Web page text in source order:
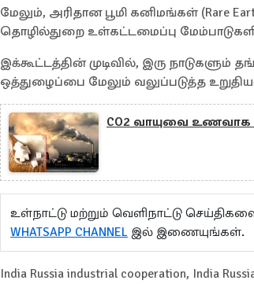
மேலும், அரிதான பூமி கனிமங்கள் (Rare
தொழில்துறை உள்கட்டமைப்பு
இக்கூட்டத்தின் முடிவில், இரு
ஒத்துழைப்பை மேலும் வலுப்படுத்த
CO2 வாயுவை
உள்நாட்டு மற்றும் வெளிநாட்டு
WHATSAPP CHANNEL இல் இணையுங்கள்.
India Russia industrial cooperation, India